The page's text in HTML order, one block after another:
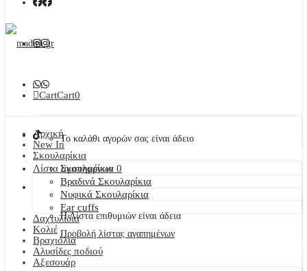
CartCart0
Το καλάθι αγορών σας είναι άδειο
Λίστα αγαπημένων 0
Η Λίστα επιθυμιών είναι άδεια
Προβολή λίστας αγαπημένων
Αρχική
New In
Σκουλαρίκια
Σκουλαρίκια
Βραδινά Σκουλαρίκια
Νυφικά Σκουλαρίκια
Ear cuffs
Δαχτυλίδια
Κολιέ
Βραχιόλια
Αλυσίδες ποδιού
Αξεσουάρ